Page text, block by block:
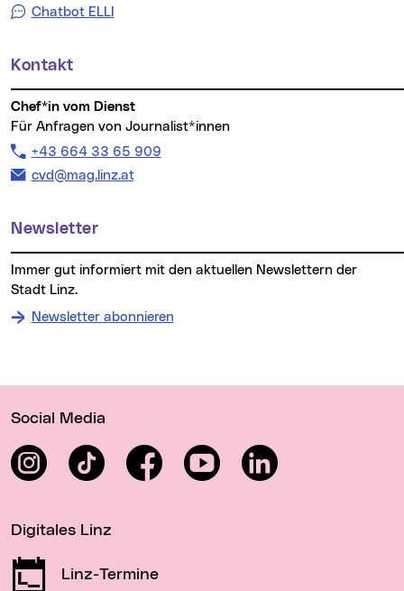
Chatbot ELLI
Kontakt
Chef*in vom Dienst
Für Anfragen von Journalist*innen
Telefon:
+43 664 33 65 909
E-Mail Adresse:
cvd@mag.linz.at
Newsletter
Stadt Linz.
Newsletter abonnieren
Social Media
InstagramTikTok FacebookYouTube LinkedIn
Digitales Linz
Linz-Termine